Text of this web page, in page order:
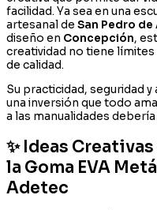
facilidad. Ya sea en una
artesanal de San Pedro
diseño en Concepción,
creatividad no tiene
de calidad.
Su practicidad, seguridad
una inversión que todo
a las manualidades
✨ Ideas
la Goma EVA
Adetec